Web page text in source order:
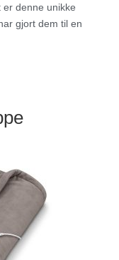
denne unikke
gjort dem til en